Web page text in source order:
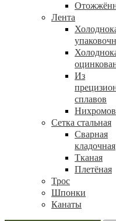
Лента
Из
сплавов
Сетка стальная
Сварная
кладочная
Тканая
Плетёная
Трос
Шпонки
Канаты